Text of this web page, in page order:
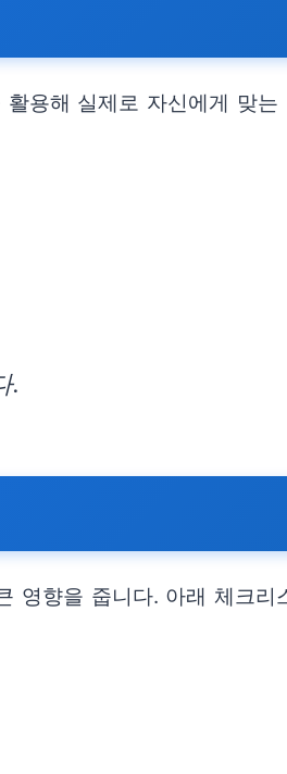
용해 실제로 자신에게 맞는
.
영향을 줍니다. 아래 체크리